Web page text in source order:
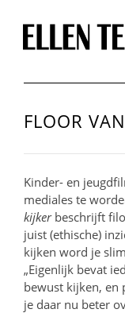
content
FLOOR
Kinder- en
mediales te
kijkerbeschrijft
juist (ethische)
kijken word je
„Eigenlijk bevat
bewust kijken, en
je daar nu beter